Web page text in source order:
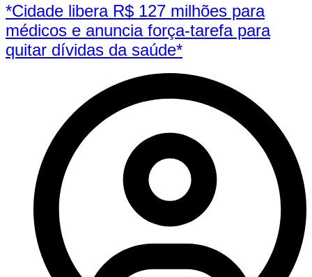
*Cidade libera R$ 127 milhões para
médicos e anuncia força-tarefa para
quitar dívidas da saúde*